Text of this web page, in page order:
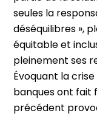
seules la
déséquilibres »,
équitable et
pleinement ses
Évoquant la crise
banques ont fait
précédent